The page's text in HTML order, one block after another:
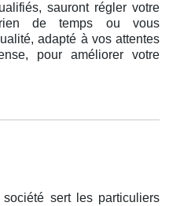
sauront régler votre
de temps ou vous
adapté à vos attentes
pour améliorer votre
sert les particuliers